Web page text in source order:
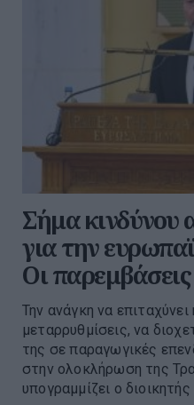
Σήμα κινδύνου
για την
Οι παρεμβάσεις
Την ανάγκη να
μεταρρυθμίσεις, να
της σε παραγωγικές
στην ολοκλήρωση της
υπογραμμίζει ο